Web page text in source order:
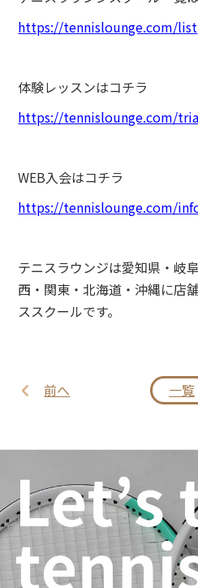
https://tennislounge.com/list
体験レッスンはコチラ
https://tennislounge.com/
WEB入会はコチラ
https://tennislounge.com/
テニスラウンジは愛知県・岐
西・関東・北海道・沖縄に店
ススクールです。
前へ 一覧